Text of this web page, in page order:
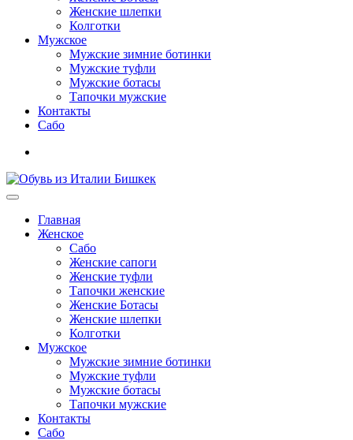
Женские шлепки
Колготки
Мужское
Мужские зимние ботинки
Мужские туфли
Мужские ботасы
Тапочки мужские
Контакты
Сабо
Главная
Женское
Сабо
Женские сапоги
Женские туфли
Тапочки женские
Женские Ботасы
Женские шлепки
Колготки
Мужское
Мужские зимние ботинки
Мужские туфли
Мужские ботасы
Тапочки мужские
Контакты
Сабо